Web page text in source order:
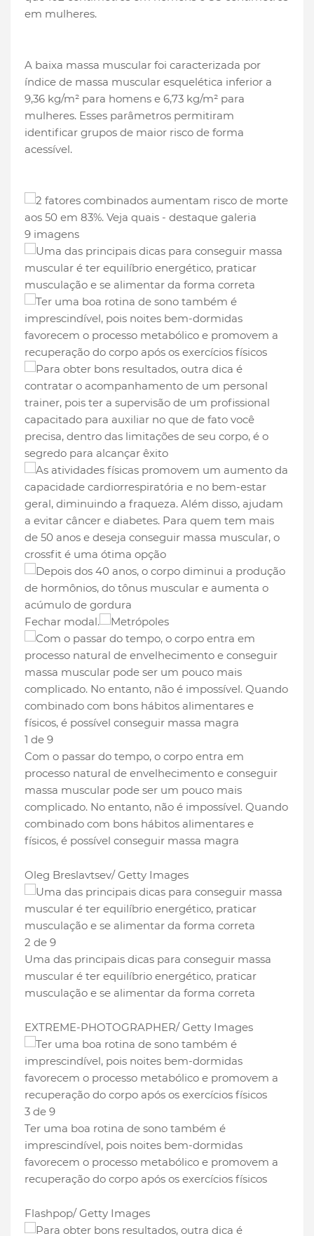
em mulheres.
A baixa massa muscular foi caracterizada por
índice de massa muscular esquelética inferior a
9,36 kg/m² para homens e 6,73 kg/m² para
mulheres. Esses parâmetros permitiram
identificar grupos de maior risco de forma
acessível.
9 imagens
Fechar modal.
1 de 9
Com o passar do tempo, o corpo entra em
processo natural de envelhecimento e conseguir
massa muscular pode ser um pouco mais
complicado. No entanto, não é impossível. Quando
combinado com bons hábitos alimentares e
físicos, é possível conseguir massa magra
Oleg Breslavtsev/ Getty Images
2 de 9
Uma das principais dicas para conseguir massa
muscular é ter equilíbrio energético, praticar
musculação e se alimentar da forma correta
EXTREME-PHOTOGRAPHER/ Getty Images
3 de 9
Ter uma boa rotina de sono também é
imprescindível, pois noites bem-dormidas
favorecem o processo metabólico e promovem a
recuperação do corpo após os exercícios físicos
Flashpop/ Getty Images